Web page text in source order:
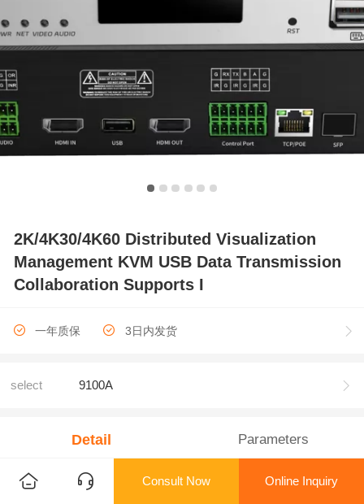
2K/4K30/4K60 Distributed Visualization
Management KVM USB Data Transmission
Collaboration Supports I
一年质保 3日内发货
select 9100A
Detail Parameters
Consult Now Online Inquiry